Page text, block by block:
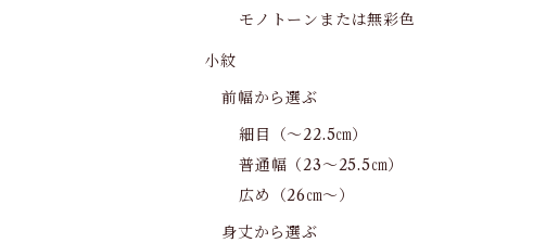
モノトーンまたは無彩色
小紋
前幅から選ぶ
細目（～22.5㎝）
普通幅（23～25.5㎝）
広め（26㎝～）
身丈から選ぶ